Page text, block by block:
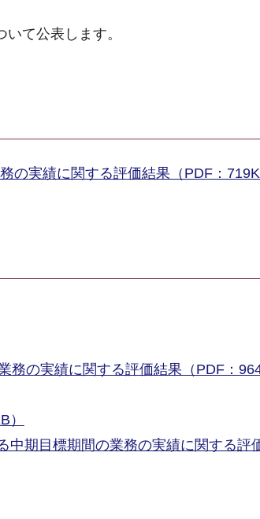
て公表します。
の実績に関する評価結果（PDF：
務の実績に関する評価結果（PDF：
中期目標期間の業務の実績に関する評